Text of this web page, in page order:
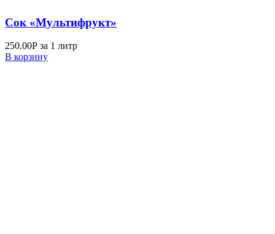
Сок «Мультифрукт»
250.00Р за 1 литр
В корзину